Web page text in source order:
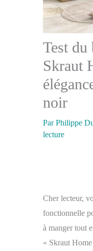
Test
Skraut
noir
ParPhilippe
lecture
Cher lecteur,
fonctionnelle
à manger tout
« Skraut